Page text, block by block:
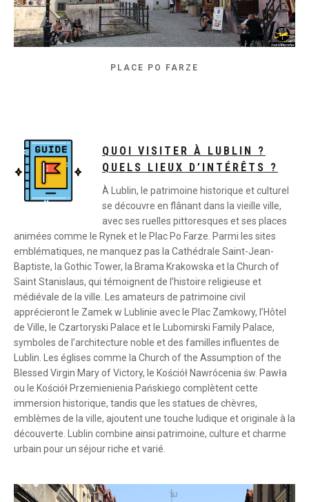
PLACE PO FARZE
QUOI VISITER À LUBLIN ?
QUELS LIEUX D’INTÉRÊTS ?
À Lublin, le patrimoine historique et culturel
se découvre en flânant dans la vieille ville,
avec ses ruelles pittoresques et ses places
animées comme le Rynek et le Plac Po Farze. Parmi les sites
emblématiques, ne manquez pas la Cathédrale Saint-Jean-
Baptiste, la Gothic Tower, la Brama Krakowska et la Church of
Saint Stanislaus, qui témoignent de l’histoire religieuse et
médiévale de la ville. Les amateurs de patrimoine civil
apprécieront le Zamek w Lublinie avec le Plac Zamkowy, l’Hôtel
de Ville, le Czartoryski Palace et le Lubomirski Family Palace,
symboles de l’architecture noble et des familles influentes de
Lublin. Les églises comme la Church of the Assumption of the
Blessed Virgin Mary of Victory, le Kościół Nawrócenia św. Pawła
ou le Kościół Przemienienia Pańskiego complètent cette
immersion historique, tandis que les statues de chèvres,
emblèmes de la ville, ajoutent une touche ludique et originale à la
découverte. Lublin combine ainsi patrimoine, culture et charme
urbain pour un séjour riche et varié.